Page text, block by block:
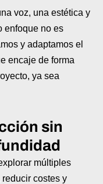
voz, una estética y
enfoque no es
y adaptamos el
encaje de forma
ya sea
sin
múltiples
costes y